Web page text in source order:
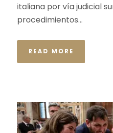
italiana por vía judicial
procedimientos...
READ MORE